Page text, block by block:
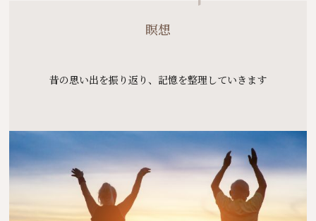
瞑想
昔の思い出を振り返り、記憶を整理していきます